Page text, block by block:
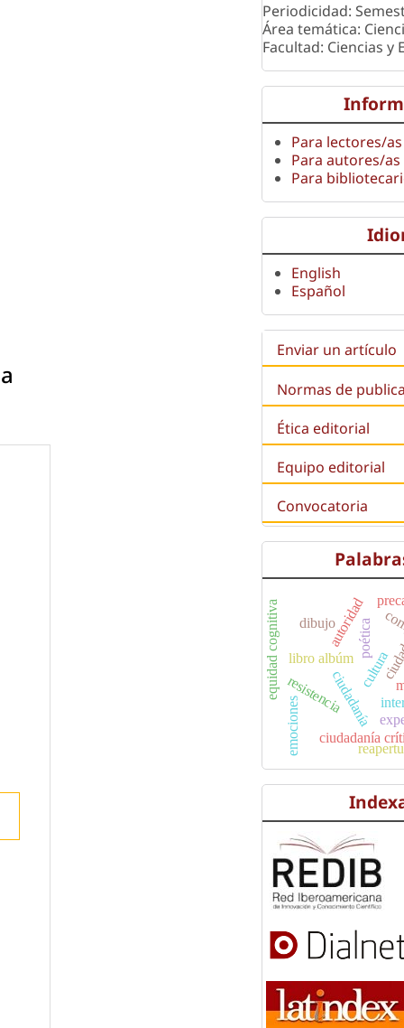
Periodicidad:
Área temática:
Facultad: Ciencias y
Para lectores/as
Para autores/as
Para
English
Español
Enviar un artículo
Normas de
Ética editorial
Equipo editorial
Convocatoria
ciudadanía
poética
cultura
libro albúm
equidad cognitiva
ciudadanía
autoridad
resistencia
emociones
dibujo